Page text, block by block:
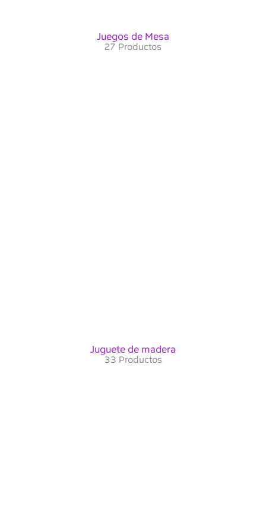
Juegos de Mesa
27 Productos
Juguete de madera
33 Productos